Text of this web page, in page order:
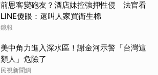
前恩客變砲友？酒店妹控強押性侵 法官看
LINE傻眼：還叫人家買衛生棉
鏡報
美中角力進入深水區！謝金河示警「台灣這
類人」危險了
民視新聞網